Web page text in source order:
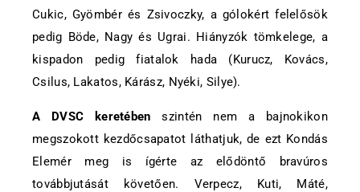
Cukic, Gyömbér és Zsivoczky, a gólokért felelősök
pedig Böde, Nagy és Ugrai. Hiányzók tömkelege, a
kispadon pedig fiatalok hada (Kurucz, Kovács,
Csilus, Lakatos, Kárász, Nyéki, Silye).
A DVSC keretében szintén nem a bajnokikon
megszokott kezdőcsapatot láthatjuk, de ezt Kondás
Elemér meg is ígérte az elődöntő bravúros
továbbjutását követően. Verpecz, Kuti, Máté,